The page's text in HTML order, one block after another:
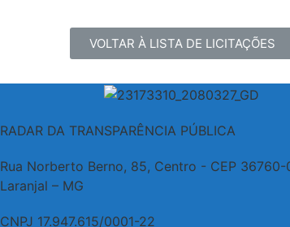
VOLTAR À LISTA DE LICITAÇÕES
RADAR DA TRANSPARÊNCIA PÚBLICA
Rua Norberto Berno, 85, Centro - CEP
Laranjal – MG
CNPJ 17.947.615/0001-22